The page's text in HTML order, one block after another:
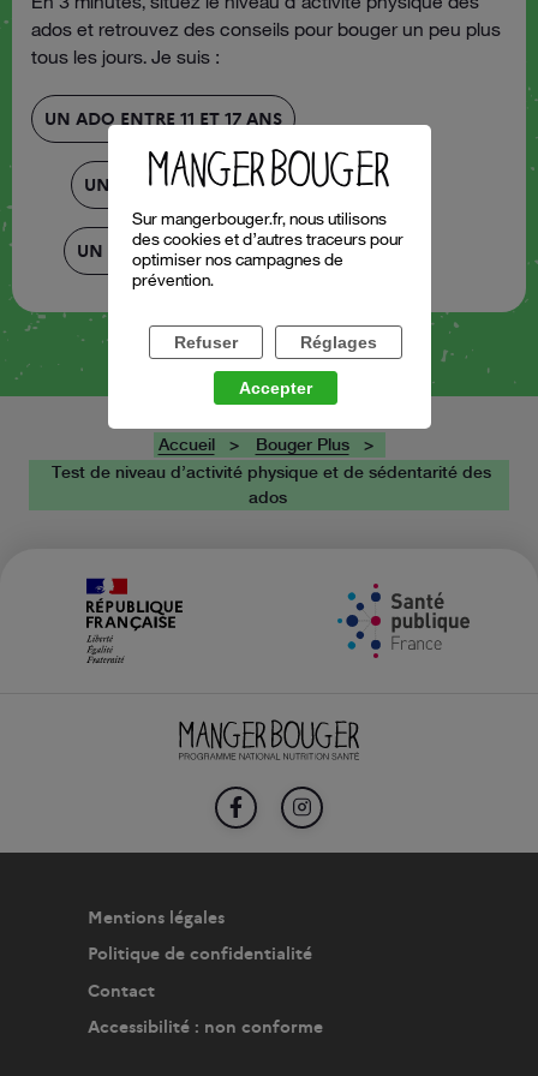
ados et retrouvez des conseils pour bouger un peu plus
tous les jours. Je suis :
UN ADO ENTRE 11 ET 17 ANS
UN PARENT D'ADO
UN PROFESSIONNEL
Accueil
Bouger Plus
Test de niveau d’activité physique et de sédentarité des
ados
FACEBOOKINSTAGRAM
Mentions légales
Politique de confidentialité
Contact
Accessibilité : non conforme
Sur mangerbouger.fr, nous utilisons
des cookies et d’autres traceurs pour
optimiser nos campagnes de
prévention.
Refuser Réglages
Accepter